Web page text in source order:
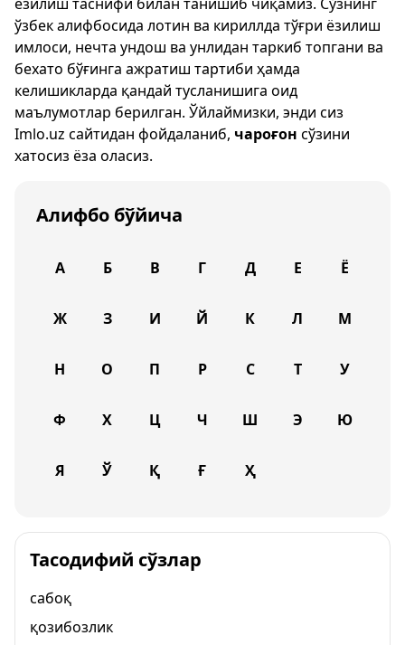
ўзбек алифбосида лотин ва кириллда тўғри ёзилиш
имлоси, нечта ундош ва унлидан таркиб топгани ва
бехато бўғинга ажратиш тартиби ҳамда
келишикларда қандай тусланишига оид
маълумотлар берилган. Ўйлаймизки, энди сиз
Imlo.uz сайтидан фойдаланиб, чароғон сўзини
хатосиз ёза оласиз.
Алифбо бўйича
А Б В Г Д Е Ё
Ж З И Й К Л М
Н О П Р С Т У
Ф Х Ц Ч Ш Э Ю
Я Ў Қ Ғ Ҳ
Тасодифий сўзлар
сабоқ
қозибозлик